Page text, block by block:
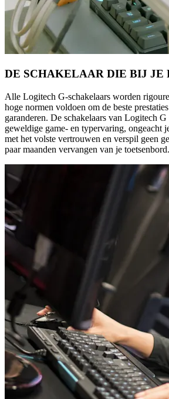
DE SCHAKELAAR DIE BIJ JE
Alle Logitech G-schakelaars worden
hoge normen voldoen om de beste
garanderen. De schakelaars van Logitech
geweldige game- en typervaring, ongeacht
met het volste vertrouwen en verspil geen
paar maanden vervangen van je toetsenbord.